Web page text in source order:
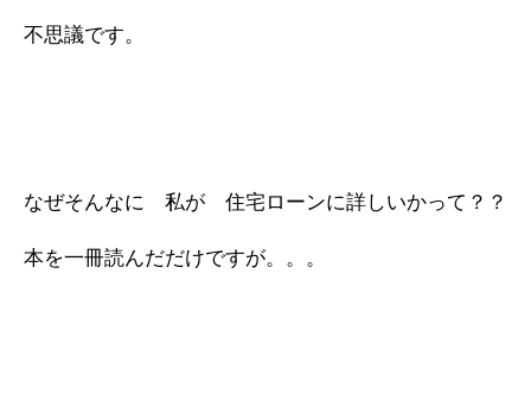
不思議です。
なぜそんなに 私が 住宅ローンに詳しいかって？？
本を一冊読んだだけですが。。。